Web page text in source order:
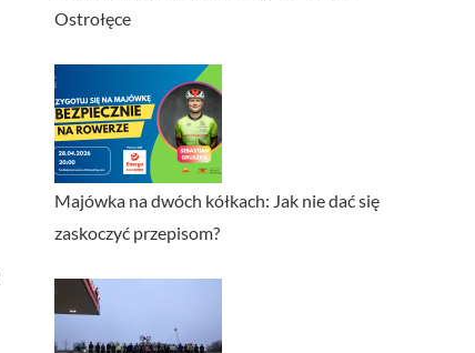
Ostrołęce
Majówka na dwóch kółkach: Jak nie dać się
zaskoczyć przepisom?